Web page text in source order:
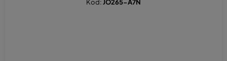
Kod:JO265-A7N